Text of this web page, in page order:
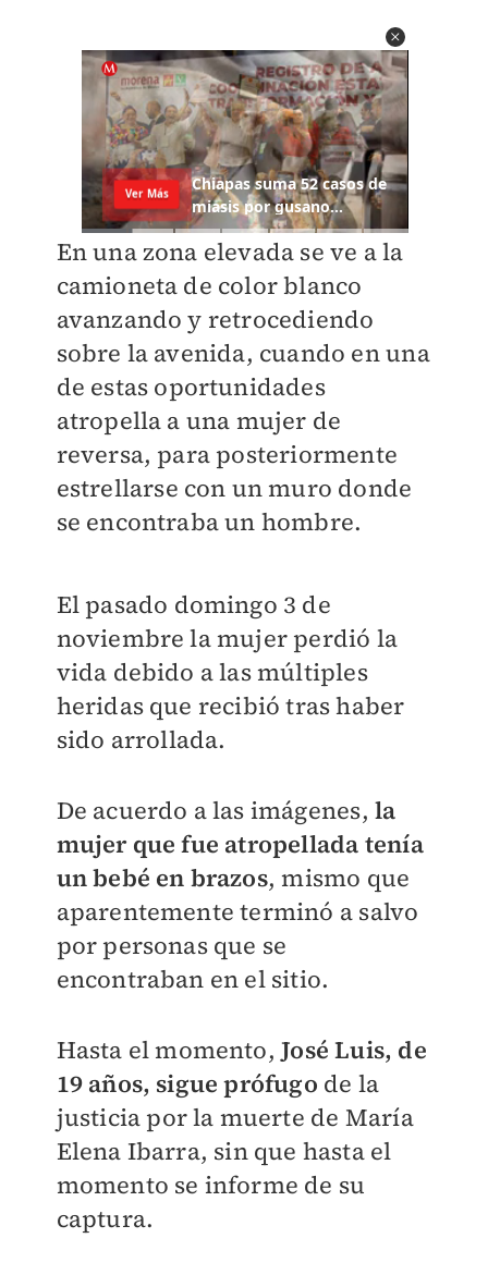
En una zona elevada se ve a la
camioneta de color blanco
avanzando y retrocediendo
sobre la avenida, cuando en una
de estas oportunidades
atropella a una mujer de
reversa, para posteriormente
estrellarse con un muro donde
se encontraba un hombre.
El pasado domingo 3 de
noviembre la mujer perdió la
vida debido a las múltiples
heridas que recibió tras haber
sido arrollada.
De acuerdo a las imágenes, la
mujer que fue atropellada tenía
un bebé en brazos, mismo que
aparentemente terminó a salvo
por personas que se
encontraban en el sitio.
Hasta el momento,José Luis, de
19 años, sigue prófugo de la
justicia por la muerte de María
Elena Ibarra, sin que hasta el
momento se informe de su
captura.